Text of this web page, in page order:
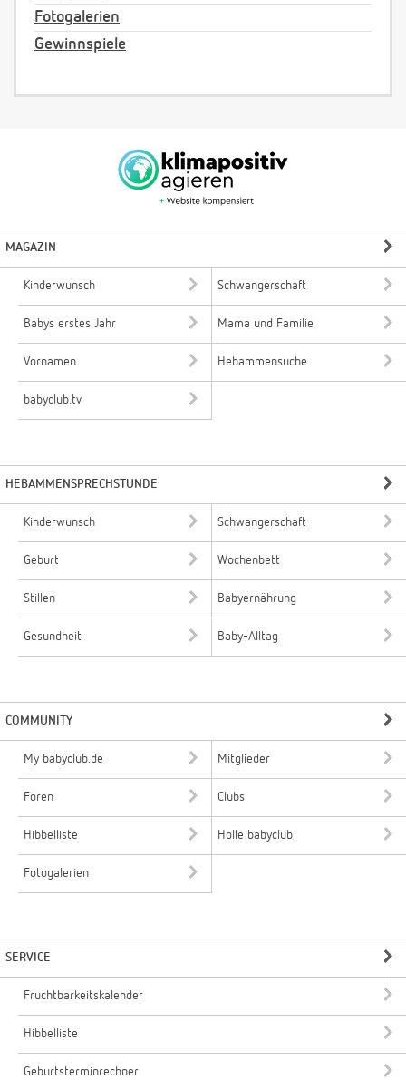
Fotogalerien
Gewinnspiele
MAGAZIN
Kinderwunsch Schwangerschaft
Babys erstes Jahr Mama und Familie
Vornamen Hebammensuche
babyclub.tv
HEBAMMENSPRECHSTUNDE
Kinderwunsch Schwangerschaft
Geburt Wochenbett
Stillen Babyernährung
Gesundheit Baby-Alltag
COMMUNITY
My babyclub.de Mitglieder
Foren Clubs
Hibbelliste Holle babyclub
Fotogalerien
SERVICE
Fruchtbarkeitskalender
Hibbelliste
Geburtsterminrechner